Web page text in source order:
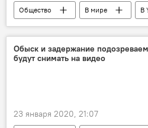
Общество В мире
В
Коронавирус COVID-19
Китай
вспышки
МИД Узбекистана
Обыск и задержание
будут снимать на видео
23 января 2020, 21:07